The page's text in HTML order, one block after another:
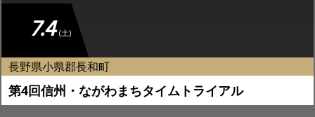
7.4 (土)
長野県小県郡長和町
第4回信州・ながわまちタイムトライアル